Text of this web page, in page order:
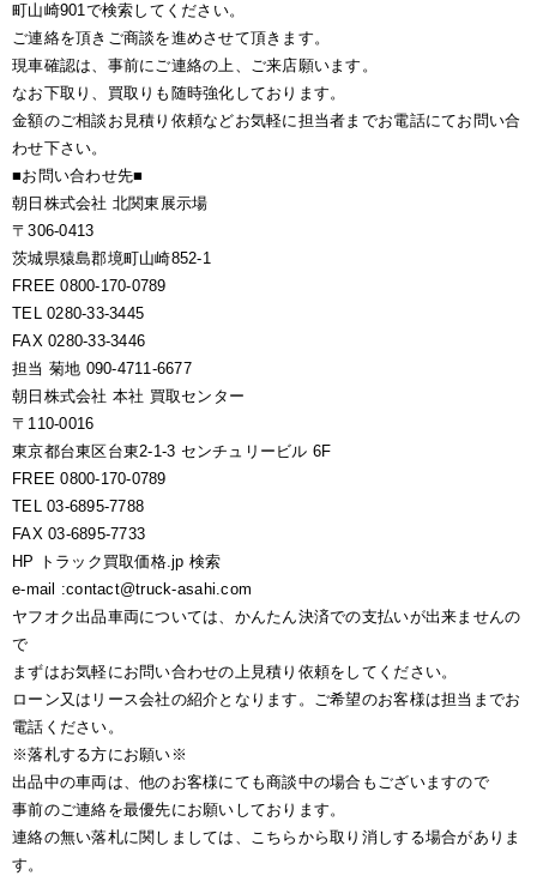
町山崎901で検索してください。
ご連絡を頂きご商談を進めさせて頂きます。
現車確認は、事前にご連絡の上、ご来店願います。
なお下取り、買取りも随時強化しております。
金額のご相談お見積り依頼などお気軽に担当者までお電話にてお問い合
わせ下さい。
■お問い合わせ先■
朝日株式会社 北関東展示場
〒306-0413
茨城県猿島郡境町山崎852-1
FREE 0800-170-0789
TEL 0280-33-3445
FAX 0280-33-3446
担当 菊地 090-4711-6677
朝日株式会社 本社 買取センター
〒110-0016
東京都台東区台東2-1-3 センチュリービル 6F
FREE 0800-170-0789
TEL 03-6895-7788
FAX 03-6895-7733
HP トラック買取価格.jp 検索
e-mail :contact@truck-asahi.com
ヤフオク出品車両については、かんたん決済での支払いが出来ませんの
で
まずはお気軽にお問い合わせの上見積り依頼をしてください。
ローン又はリース会社の紹介となります。ご希望のお客様は担当までお
電話ください。
※落札する方にお願い※
出品中の車両は、他のお客様にても商談中の場合もございますので
事前のご連絡を最優先にお願いしております。
連絡の無い落札に関しましては、こちらから取り消しする場合がありま
す。